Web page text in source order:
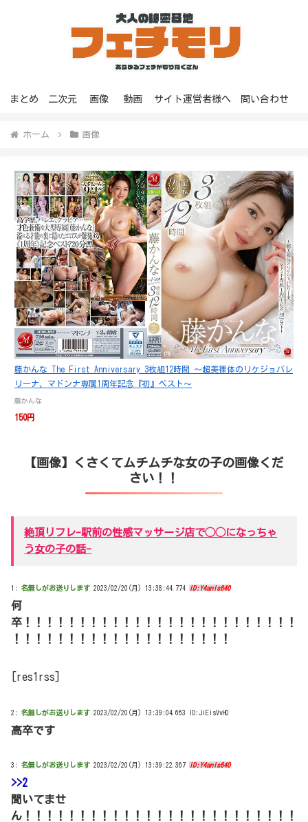
まとめ 二次元 画像 動画 サイト運営者様へ 問い合わせ
ホーム 画像
藤かんな The First Anniversary 3枚組12時間 ～超美裸体のリケジョバレ
リーナ、マドンナ専属1周年記念『初』ベスト～
藤かんな
150円
【画像】くさくてムチムチな女の子の画像くだ
さい！！
絶頂リフレ-駅前の性感マッサージ店で◯◯になっちゃ
う女の子の話-
1: 名無しがお送りします 2023/02/20(月) 13:38:44.774 ID:Y4anls640
何
卒！！！！！！！！！！！！！！！！！！！！！！！！！
！！！！！！！！！！！！！！！！！！！！
[res1rss]
2: 名無しがお送りします 2023/02/20(月) 13:39:04.663 ID:JiEisVvH0
高卒です
3: 名無しがお送りします 2023/02/20(月) 13:39:22.367 ID:Y4anls640
>>2
聞いてませ
ん！！！！！！！！！！！！！！！！！！！！！！！！！